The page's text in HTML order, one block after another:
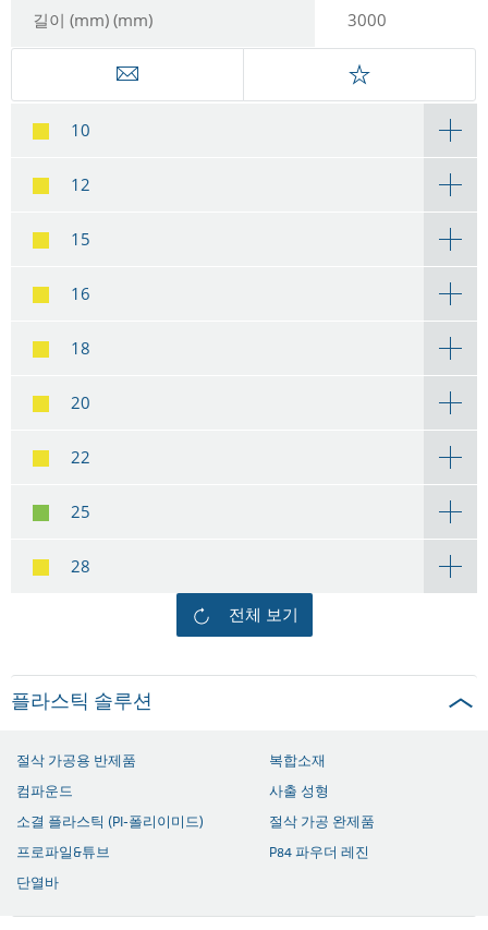
길이 (mm) (mm) 3000
10
12
15
16
18
20
22
25
28
전체 보기
플라스틱 솔루션
절삭 가공용 반제품
컴파운드
소결 플라스틱 (PI-폴리이미드)
프로파일&튜브
복합소재
사출 성형
절삭 가공 완제품
P84 파우더 레진
단열바